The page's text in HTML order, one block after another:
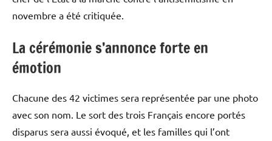
novembre a été critiquée.
La cérémonie s’annonce forte en
émotion
Chacune des 42 victimes sera représentée par une photo
avec son nom. Le sort des trois Français encore portés
disparus sera aussi évoqué, et les familles qui l’ont